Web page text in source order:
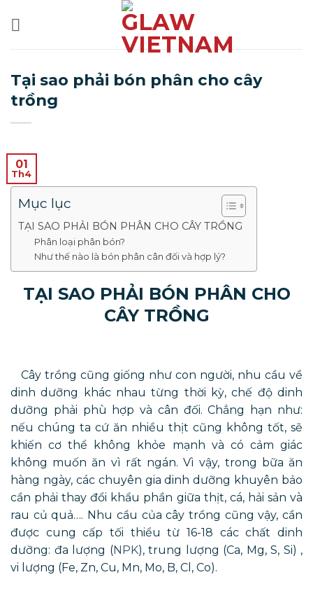
Tại sao phải bón phân cho cây
trồng
01
Th4
Mục lục
TẠI SAO PHẢI BÓN PHÂN CHO CÂY TRỒNG
Phân loại phân bón?
Như thế nào là bón phân cân đối và hợp lý?
TẠI SAO PHẢI BÓN PHÂN CHO
CÂY TRỒNG
Cây trồng cũng giống như con người, nhu cầu về
dinh dưỡng khác nhau từng thời kỳ, chế độ dinh
dưỡng phải phù hợp và cân đối. Chẳng hạn như:
nếu chúng ta cứ ăn nhiều thịt cũng không tốt, sẽ
khiến cơ thể không khỏe mạnh và có cảm giác
không muốn ăn vì rất ngán. Vì vậy, trong bữa ăn
hàng ngày, các chuyên gia dinh dưỡng khuyên bảo
cần phải thay đổi khẩu phần giữa thịt, cá, hải sản và
rau củ quả…. Nhu cầu của cây trồng cũng vậy, cần
được cung cấp tối thiểu từ 16-18 các chất dinh
dưỡng: đa lượng (NPK), trung lượng (Ca, Mg, S, Si) ,
vi lượng (Fe, Zn, Cu, Mn, Mo, B, Cl, Co).